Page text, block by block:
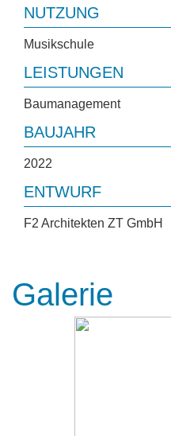
NUTZUNG
Musikschule
LEISTUNGEN
Baumanagement
BAUJAHR
2022
ENTWURF
F2 Architekten ZT GmbH
Galerie